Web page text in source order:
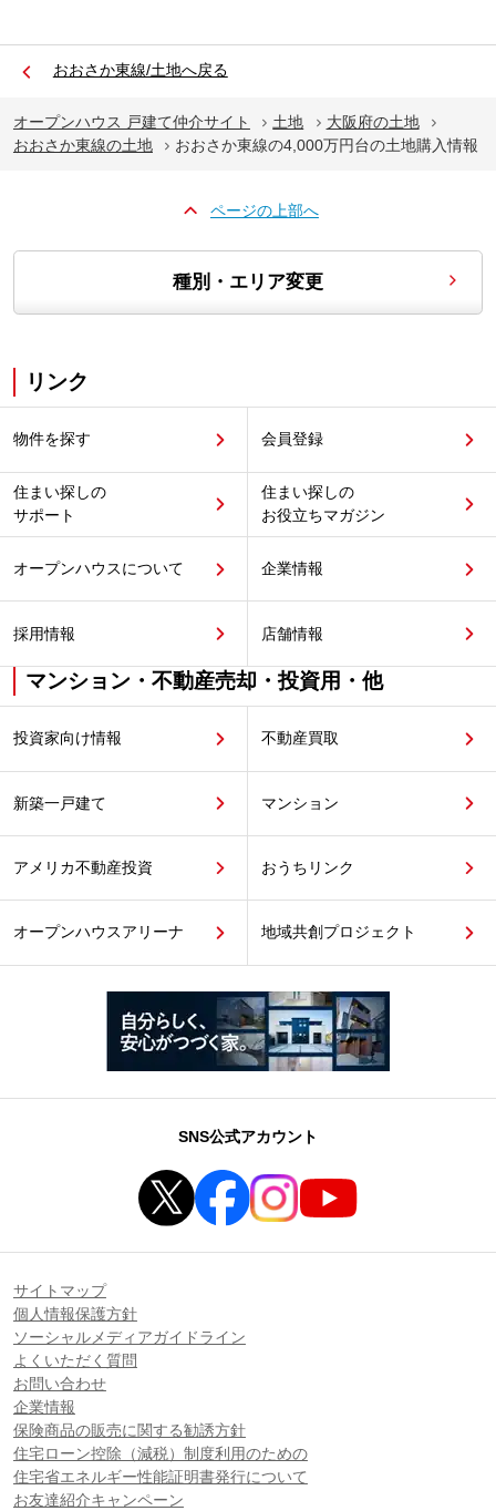
おおさか東線/土地へ戻る
オープンハウス 戸建て仲介サイト 土地
大阪府の土地
おおさか東線の土地
おおさか東線の4,000万円台の土地購入情報
ページの上部へ
種別・エリア変更
リンク
物件を探す 会員登録
住まい探しの
サポート
住まい探しの
お役立ちマガジン
オープンハウスについて 企業情報
採用情報 店舗情報
マンション・不動産売却・投資用・他
投資家向け情報 不動産買取
新築一戸建て マンション
アメリカ不動産投資 おうちリンク
オープンハウスアリーナ 地域共創プロジェクト
SNS公式アカウント
サイトマップ
個人情報保護方針
ソーシャルメディアガイドライン
よくいただく質問
お問い合わせ
企業情報
保険商品の販売に関する勧誘方針
住宅ローン控除（減税）制度利用のための
住宅省エネルギー性能証明書発行について
お友達紹介キャンペーン